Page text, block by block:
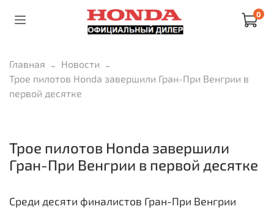
0
Главная
Новости
Трое пилотов Honda завершили Гран-При Венгрии в
первой десятке
Трое пилотов Honda завершили
Гран-При Венгрии в первой десятке
Среди десяти финалистов Гран-При Венгрии